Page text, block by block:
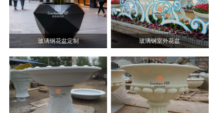
玻璃钢花盆定制 玻璃钢室外花盆